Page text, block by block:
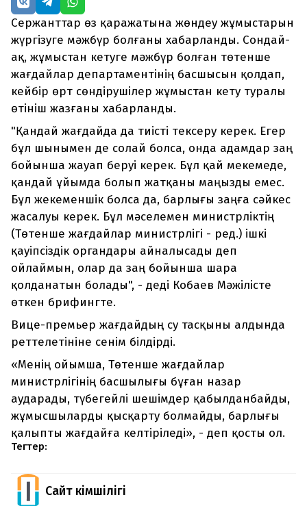
Сержанттар өз қаражатына жөндеу жұмыстарын
жүргізуге мәжбүр болғаны хабарланды. Сондай-
ақ, жұмыстан кетуге мәжбүр болған төтенше
жағдайлар департаментінің басшысын қолдап,
кейбір өрт сөндірушілер жұмыстан кету туралы
өтініш жазғаны хабарланды.
"Қандай жағдайда да тиісті тексеру керек. Егер
бұл шынымен де солай болса, онда адамдар заң
бойынша жауап беруі керек. Бұл қай мекемеде,
қандай ұйымда болып жатқаны маңызды емес.
Бұл жекеменшік болса да, барлығы заңға сәйкес
жасалуы керек. Бұл мәселемен министрліктің
(Төтенше жағдайлар министрлігі - ред.) ішкі
қауіпсіздік органдары айналысады деп
ойлаймын, олар да заң бойынша шара
қолданатын болады", - деді Кобаев Мәжілісте
өткен брифингте.
Вице-премьер жағдайдың су тасқыны алдында
реттелетініне сенім білдірді.
«Менің ойымша, Төтенше жағдайлар
министрлігінің басшылығы бұған назар
аударады, түбегейлі шешімдер қабылданбайды,
жұмысшыларды қысқарту болмайды, барлығы
қалыпты жағдайға келтіріледі», - деп қосты ол.
Тегтер:
Сайт Әкімшілігі